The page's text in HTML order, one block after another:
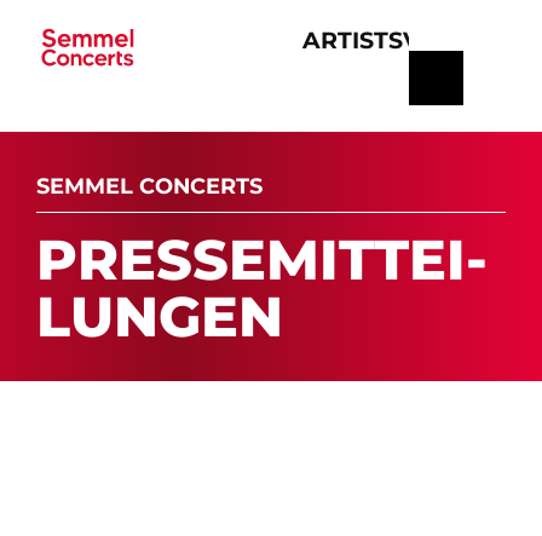
ARTISTS
SEMMEL CONCERTS
PRES­SE­MIT­TEI­
LUN­GEN